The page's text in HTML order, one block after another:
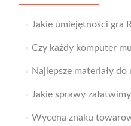
Jakie umiejętności gra
Czy każdy komputer
Najlepsze materiały
Jakie sprawy
Wycena znaku